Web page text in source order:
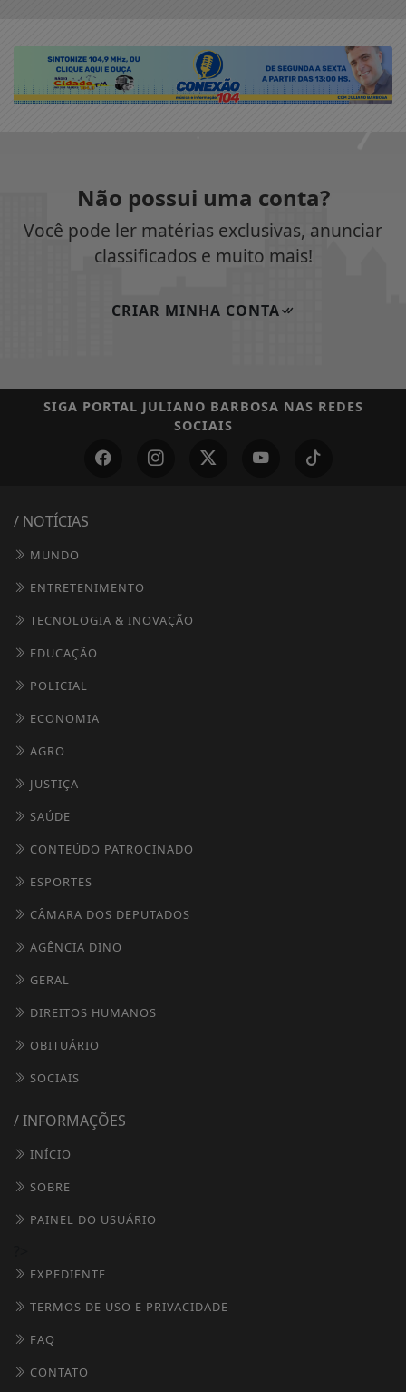
Não possui uma conta?
Você pode ler matérias exclusivas, anunciar
classificados e muito mais!
CRIAR MINHA CONTA
SIGA PORTAL JULIANO BARBOSA NAS REDES
SOCIAIS
/ NOTÍCIAS
MUNDO
ENTRETENIMENTO
TECNOLOGIA & INOVAÇÃO
EDUCAÇÃO
POLICIAL
ECONOMIA
AGRO
JUSTIÇA
SAÚDE
CONTEÚDO PATROCINADO
ESPORTES
CÂMARA DOS DEPUTADOS
AGÊNCIA DINO
GERAL
DIREITOS HUMANOS
OBITUÁRIO
SOCIAIS
/ INFORMAÇÕES
INÍCIO
SOBRE
PAINEL DO USUÁRIO
EXPEDIENTE
TERMOS DE USO E PRIVACIDADE
FAQ
CONTATO